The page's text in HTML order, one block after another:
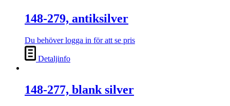
148-279, antiksilver
Du behöver logga in för att se pris
Detaljinfo
148-277, blank silver